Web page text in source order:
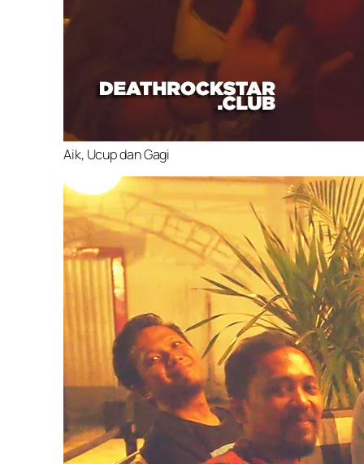
Aik, Ucup dan Gagi